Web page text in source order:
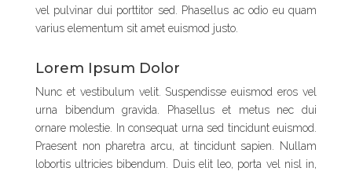
vel pulvinar dui porttitor sed. Phasellus ac odio eu quam
varius elementum sit amet euismod justo.
Lorem Ipsum Dolor
Nunc et vestibulum velit. Suspendisse euismod eros vel
urna bibendum gravida. Phasellus et metus nec dui
ornare molestie. In consequat urna sed tincidunt euismod.
Praesent non pharetra arcu, at tincidunt sapien. Nullam
lobortis ultricies bibendum. Duis elit leo, porta vel nisl in,